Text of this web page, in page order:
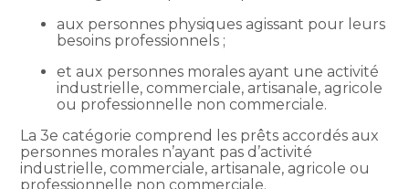
aux personnes physiques agissant pour leurs
besoins professionnels ;
et aux personnes morales ayant une activité
industrielle, commerciale, artisanale, agricole
ou professionnelle non commerciale.
La 3e catégorie comprend les prêts accordés aux
personnes morales n’ayant pas d’activité
industrielle, commerciale, artisanale, agricole ou
professionnelle non commerciale.